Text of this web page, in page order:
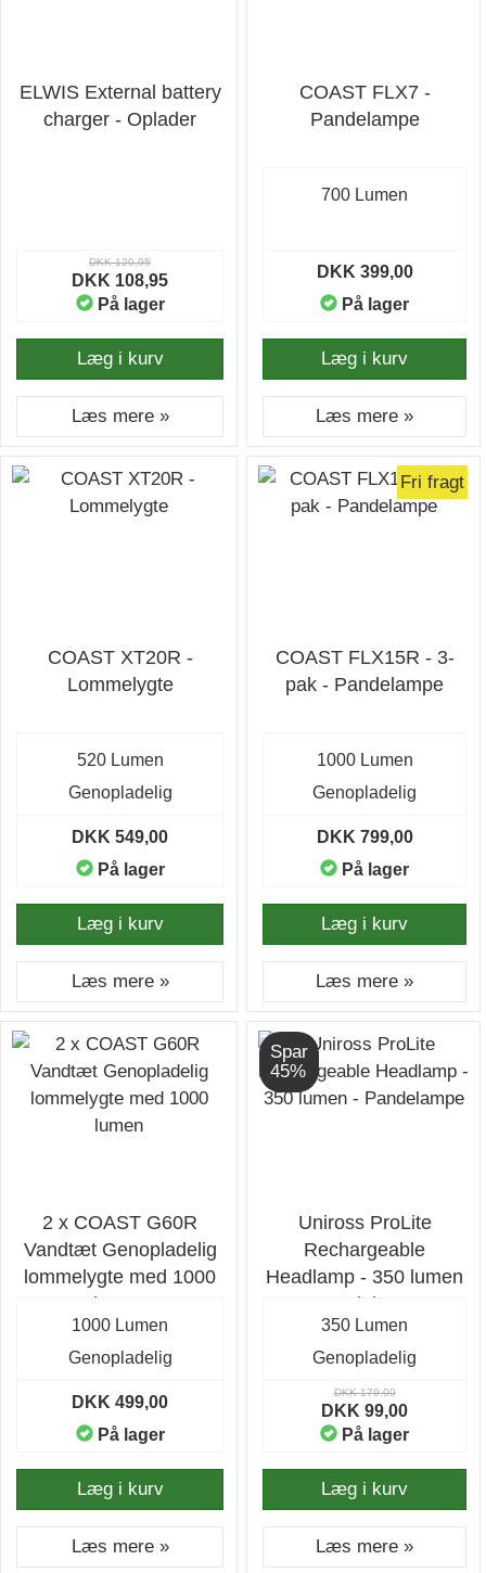
ELWIS External battery
charger - Oplader
DKK 120,95
DKK 108,95
På lager
Læg i kurv
Læs mere »
COAST FLX7 -
Pandelampe
700 Lumen
DKK 399,00
På lager
Læg i kurv
Læs mere »
COAST XT20R -
Lommelygte
520 Lumen
Genopladelig
DKK 549,00
På lager
Læg i kurv
Læs mere »
Fri fragt
COAST FLX15R - 3-
pak - Pandelampe
1000 Lumen
Genopladelig
DKK 799,00
På lager
Læg i kurv
Læs mere »
2 x COAST G60R
Vandtæt Genopladelig
lommelygte med 1000
lumen
1000 Lumen
Genopladelig
DKK 499,00
På lager
Læg i kurv
Læs mere »
Spar
45%
Uniross ProLite
Rechargeable
Headlamp - 350 lumen
- Pandelampe
350 Lumen
Genopladelig
DKK 179,00
DKK 99,00
På lager
Læg i kurv
Læs mere »